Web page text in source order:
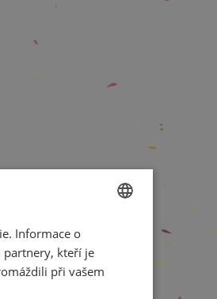
ENGLISH
Informace o
partnery, kteří je
při vašem